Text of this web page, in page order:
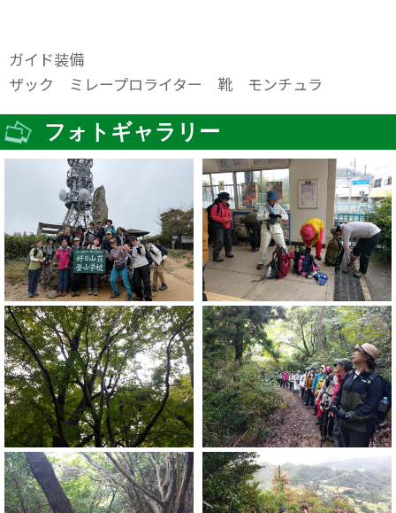
ガイド装備
ザック ミレープロライター 靴 モンチュラ
フォトギャラリー